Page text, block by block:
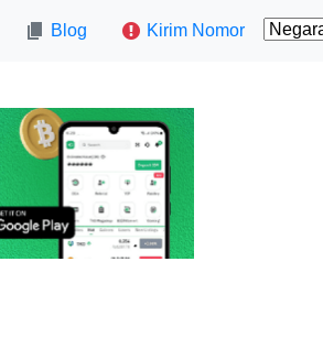
Blog Kirim Nomor